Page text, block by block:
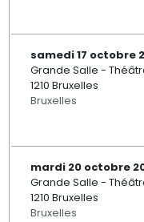
samedi 17 octobre
Grande Salle -
1210 Bruxelles
Bruxelles
mardi 20 octobre
Grande Salle -
1210 Bruxelles
Bruxelles